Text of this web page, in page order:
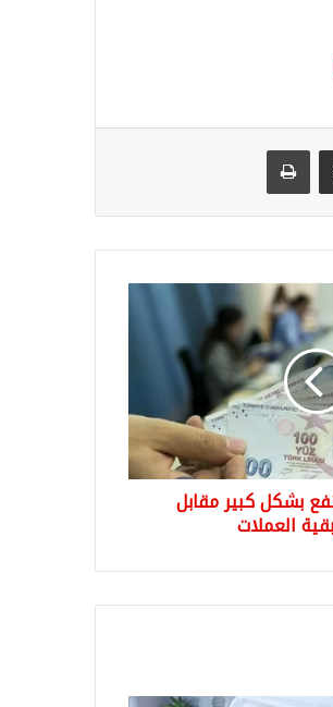
مشاركة عبر البريد طباعة
بشكل كبير مقابل
العملات